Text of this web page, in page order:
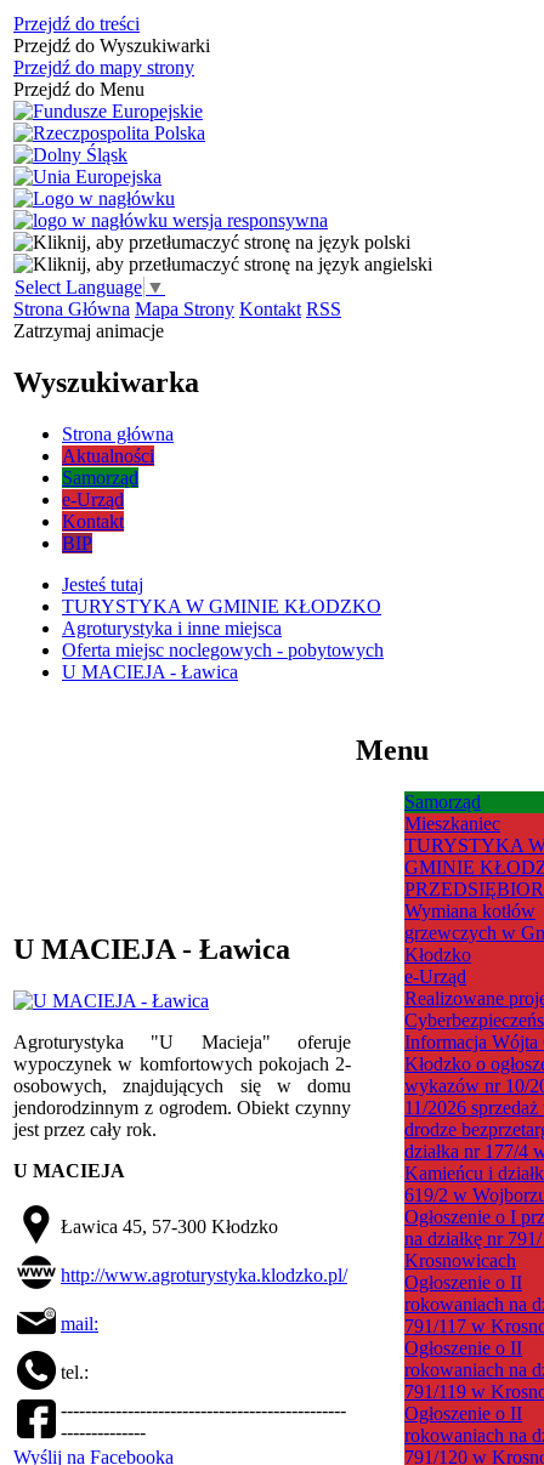
Przejdź do treści
Przejdź do Wyszukiwarki
Przejdź do mapy strony
Przejdź do Menu
Select Language ▼
Strona Główna Mapa Strony Kontakt RSS
Zatrzymaj animacje
Wyszukiwarka
Strona główna
Aktualności
Samorząd
e-Urząd
Kontakt
BIP
Jesteś tutaj
TURYSTYKA W GMINIE KŁODZKO
Agroturystyka i inne miejsca
Oferta miejsc noclegowych - pobytowych
U MACIEJA - Ławica
U MACIEJA - Ławica
Agroturystyka "U Macieja" oferuje
wypoczynek w komfortowych pokojach 2-
osobowych, znajdujących się w domu
jendorodzinnym z ogrodem. Obiekt czynny
jest przez cały rok.
U MACIEJA
Ławica 45, 57-300 Kłodzko
http://www.agroturystyka.klodzko.pl/
mail:
tel.:
-----------------------------------------------
--------------
Wyślij na Facebooka
Menu
Samorząd
Mieszkaniec
TURYSTYKA
GMINIE
Wymiana kotłów
grzewczych w
Kłodzko
e-Urząd
Realizowane
Informacja Wójta
Kłodzko o
wykazów nr 10/
11/2026 sprzedaż
drodze
działka nr 177/4
Kamieńcu i
619/2 w
Ogłoszenie o I
na działkę nr
Krosnowicach
Ogłoszenie o II
rokowaniach na
791/117 w
Ogłoszenie o II
rokowaniach na
791/119 w
Ogłoszenie o II
rokowaniach na
791/120 w